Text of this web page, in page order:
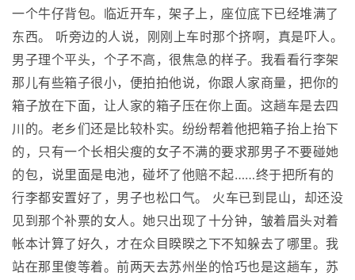
一个牛仔背包。临近开车，架子上，座位底下已经堆满了
东西。 听旁边的人说，刚刚上车时那个挤啊，真是吓人。
男子理个平头，个子不高，很焦急的样子。我看看行李架
那儿有些箱子很小，便拍拍他说，你跟人家商量，把你的
箱子放在下面，让人家的箱子压在你上面。这趟车是去四
川的。老乡们还是比较朴实。纷纷帮着他把箱子抬上抬下
的，只有一个长相尖瘦的女子不满的要求那男子不要碰她
的包，说里面是电池，碰坏了他赔不起……终于把所有的
行李都安置好了，男子也松口气。 火车已到昆山，却还没
见到那个补票的女人。她只出现了十分钟，皱着眉头对着
帐本计算了好久，才在众目睽睽之下不知躲去了哪里。我
站在那里傻等着。前两天去苏州坐的恰巧也是这趟车，苏